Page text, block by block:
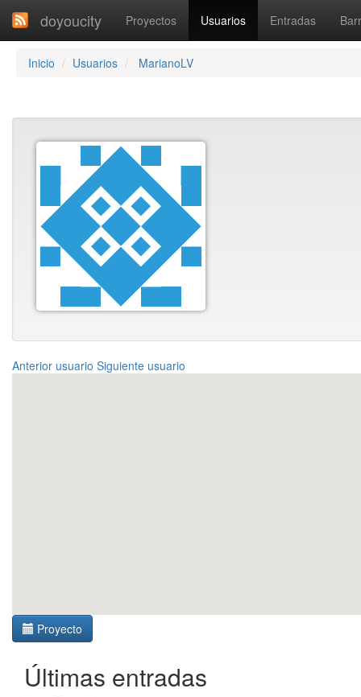
doyoucity Proyectos Usuarios Entradas
Inicio Usuarios MarianoLV
Anterior usuario Siguiente usuario
Proyecto
Últimas entradas